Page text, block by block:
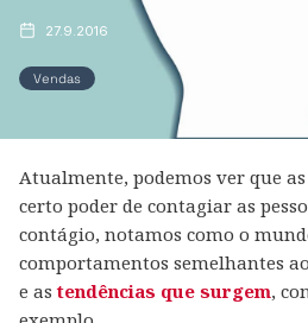
27.9.2016
Vendas
Atualmente, podemos ver que
certo poder de contagiar as
contágio, notamos como o
comportamentos semelhantes
e astendências que surgem,